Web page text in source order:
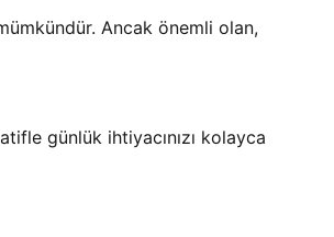
Ancak önemli olan,
günlük ihtiyacınızı kolayca